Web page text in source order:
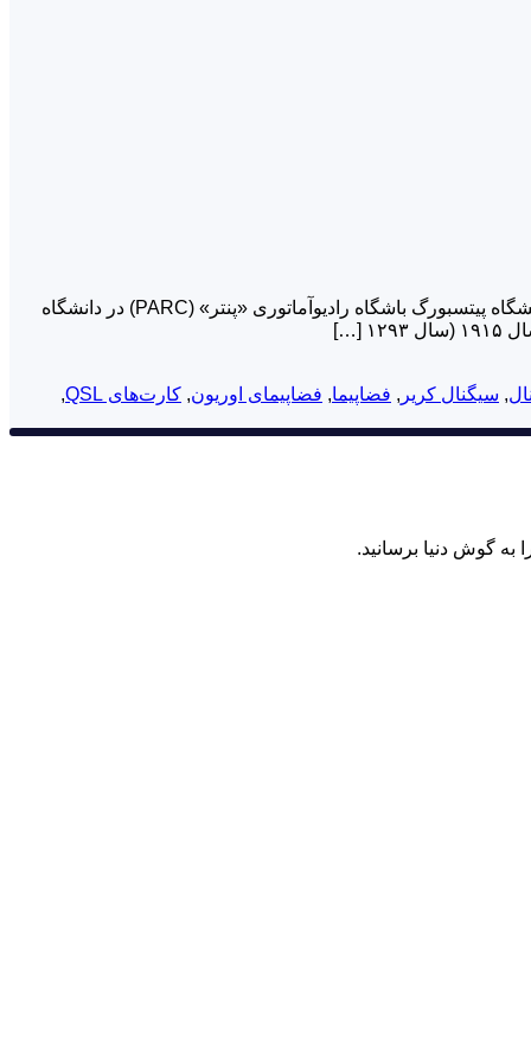
مدت مطالعه: ۳ دقیقه + گالری تصاویر داستان ردیابی فضاپیمای «اوریون» در ماموریت آرتمیس ۲ توسط باشگاه رادیوآماتوری «پنتر» در دانشگاه پیتسبورگ باشگاه رادیوآماتوری «پنتر» (PARC) در دانشگاه
, سیگنال کریر , فضاپیما, فضاپیمای اوریون, کارت‌های QSL
,
گوش دنیا برسانید.